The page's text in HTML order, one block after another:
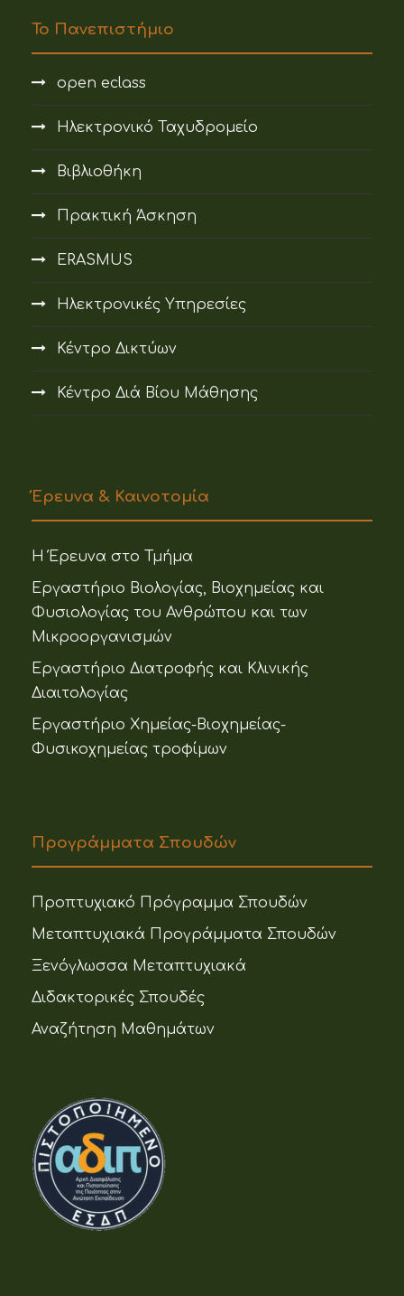
Το Πανεπιστήμιο
open eclass
Ηλεκτρονικό Ταχυδρομείο
Βιβλιοθήκη
Πρακτική Άσκηση
ERASMUS
Ηλεκτρονικές Υπηρεσίες
Κέντρο Δικτύων
Κέντρο Διά Βίου Μάθησης
Έρευνα & Καινοτομία
Η Έρευνα στο Τμήμα
Εργαστήριο Βιολογίας, Βιοχημείας και
Φυσιολογίας του Ανθρώπου και των
Μικροοργανισμών
Εργαστήριο Διατροφής και Κλινικής
Διαιτολογίας
Εργαστήριο Χημείας-Βιοχημείας-
Φυσικοχημείας τροφίμων
Προγράμματα Σπουδών
Προπτυχιακό Πρόγραμμα Σπουδών
Μεταπτυχιακά Προγράμματα Σπουδών
Ξενόγλωσσα Μεταπτυχιακά
Διδακτορικές Σπουδές
Αναζήτηση Μαθημάτων